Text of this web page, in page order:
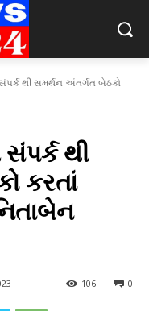
થી સમર્થન અંતર્ગત બેઠકો
થી
કરતાં
0
106